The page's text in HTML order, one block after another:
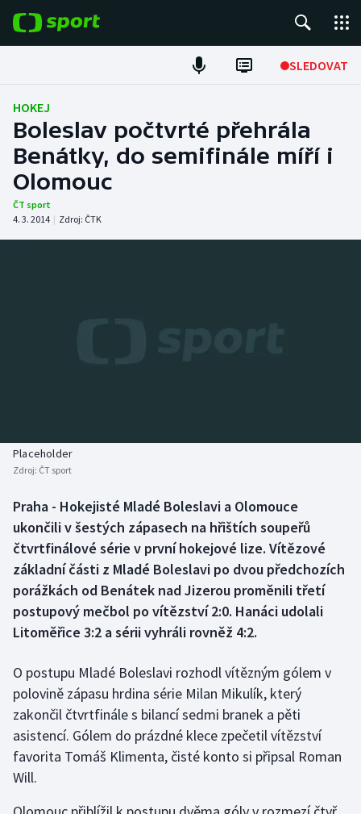
SLEDOVAT
Fotbal
Hokej
Tenis
Atletika
Biatlon
Box
Curling
Dostihy
Futsal
Golf
Gymnastika
Aplikace ČT sport
HOKEJ
Boleslav počtvrté přehrála
Benátky, do semifinále míří i
Olomouc
ČT sport
4. 3. 2014 | Zdroj: ČTK
Placeholder
Zdroj: ČT sport
Praha - Hokejisté Mladé Boleslavi a Olomouce
ukončili v šestých zápasech na hřištích soupeřů
čtvrtfinálové série v první hokejové lize. Vítězové
základní části z Mladé Boleslavi po dvou předchozích
porážkách od Benátek nad Jizerou proměnili třetí
postupový mečbol po vítězství 2:0. Hanáci udolali
Litoměřice 3:2 a sérii vyhráli rovněž 4:2.
O postupu Mladé Boleslavi rozhodl vítězným gólem v
polovině zápasu hrdina série Milan Mikulík, který
zakončil čtvrtfinále s bilancí sedmi branek a pěti
asistencí. Gólem do prázdné klece zpečetil vítězství
favorita Tomáš Klimenta, čisté konto si připsal Roman
Will.